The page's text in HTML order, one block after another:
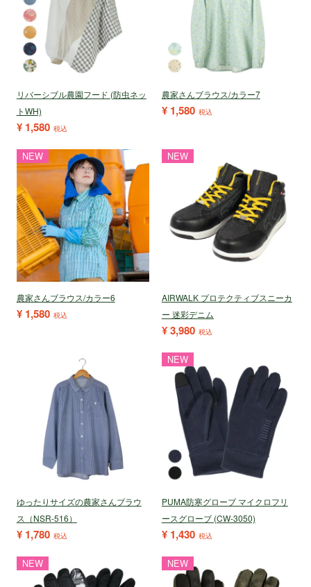
リバーシブル農園フード (防虫ネッ
トWH)
¥ 1,580 税込
農家さんブラウス/カラー7
¥ 1,580 税込
NEW
農家さんブラウス/カラー6
¥ 1,580 税込
NEW
AIRWALK プロテクティブスニーカ
ー 迷彩デニム
¥3,980 税込
ゆったりサイズの農家さんブラウ
ス（NSR-516）
¥ 1,780 税込
NEW
PUMA防寒グローブ マイクロフリ
ースグローブ (CW-3050)
¥ 1,430 税込
NEW NEW